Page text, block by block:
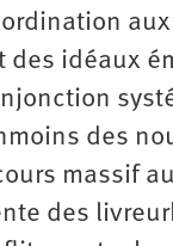
idéaux
des
massif
des